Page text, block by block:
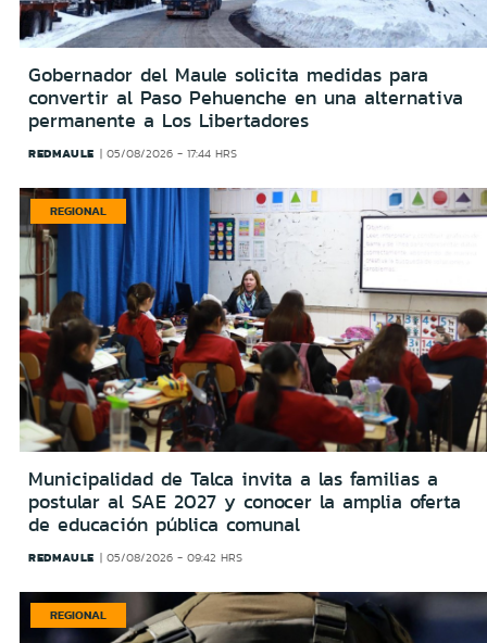
Gobernador del Maule solicita medidas para
convertir al Paso Pehuenche en una alternativa
permanente a Los Libertadores
REDMAULE 05/08/2026 - 17:44 HRS
REGIONAL
Municipalidad de Talca invita a las familias a
postular al SAE 2027 y conocer la amplia oferta
de educación pública comunal
REDMAULE 05/08/2026 - 09:42 HRS
REGIONAL